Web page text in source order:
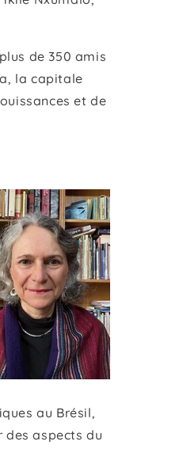
de 350 amis
la capitale
et de
au Brésil,
des aspects du